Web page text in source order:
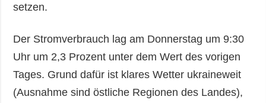
setzen.
Der Stromverbrauch lag am Donnerstag um 9:30
Uhr um 2,3 Prozent unter dem Wert des vorigen
Tages. Grund dafür ist klares Wetter ukraineweit
(Ausnahme sind östliche Regionen des Landes),